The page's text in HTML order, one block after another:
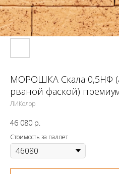
МОРОШКА Скала 0,5НФ
рваной фаской)
ЛИКолор
46 080 р.
Стоимость за паллет